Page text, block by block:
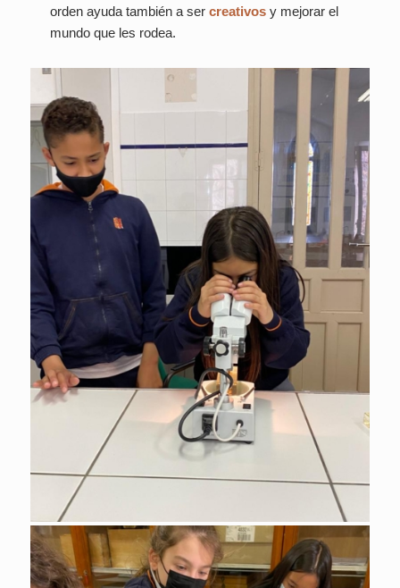
orden ayuda también a ser creativosy mejorar el
mundo que les rodea.